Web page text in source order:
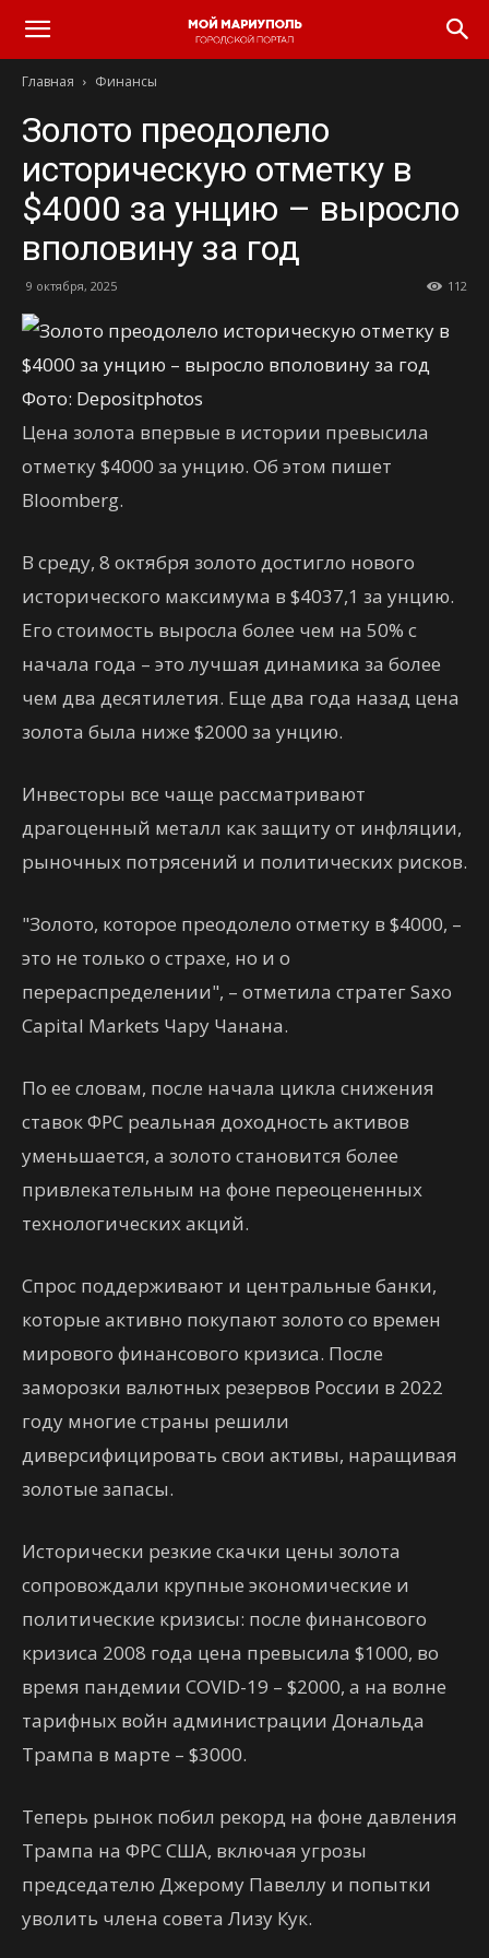
Главная Финансы
Золото преодолело
историческую отметку в
$4000 за унцию – выросло
вполовину за год
9 октября, 2025 112
Фото: Depositphotos
Цена золота впервые в истории превысила
отметку $4000 за унцию. Об этом пишет
Bloomberg.
В среду, 8 октября золото достигло нового
исторического максимума в $4037,1 за унцию.
Его стоимость выросла более чем на 50% с
начала года – это лучшая динамика за более
чем два десятилетия. Еще два года назад цена
золота была ниже $2000 за унцию.
Инвесторы все чаще рассматривают
драгоценный металл как защиту от инфляции,
рыночных потрясений и политических рисков.
"Золото, которое преодолело отметку в $4000, –
это не только о страхе, но и о
перераспределении", – отметила стратег Saxo
Capital Markets Чару Чанана.
По ее словам, после начала цикла снижения
ставок ФРС реальная доходность активов
уменьшается, а золото становится более
привлекательным на фоне переоцененных
технологических акций.
Спрос поддерживают и центральные банки,
которые активно покупают золото со времен
мирового финансового кризиса. После
заморозки валютных резервов России в 2022
году многие страны решили
диверсифицировать свои активы, наращивая
золотые запасы.
Исторически резкие скачки цены золота
сопровождали крупные экономические и
политические кризисы: после финансового
кризиса 2008 года цена превысила $1000, во
время пандемии COVID-19 – $2000, а на волне
тарифных войн администрации Дональда
Трампа в марте – $3000.
Теперь рынок побил рекорд на фоне давления
Трампа на ФРС США, включая угрозы
председателю Джерому Павеллу и попытки
уволить члена совета Лизу Кук.